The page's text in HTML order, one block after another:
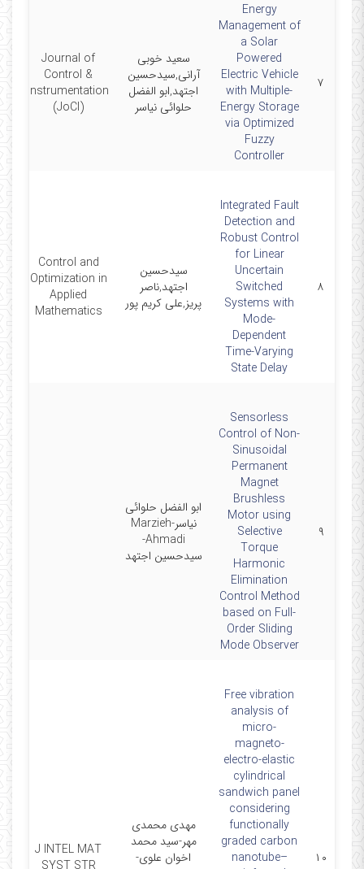
۷
Energy
Management of
a Solar
Powered
Electric Vehicle
with Multiple-
Energy Storage
via Optimized
Fuzzy
Controller
سعید خوبی
آرانی,سیدحسین
اجتهد,ابو الفضل
حلوائی نیاسر
Journal of
Control &
Instrumentation
(JoCI)
۸
Integrated Fault
Detection and
Robust Control
for Linear
Uncertain
Switched
Systems with
Mode-
Dependent
Time-Varying
State Delay
سیدحسین
اجتهد,ناصر
پریز,علی کریم پور
Control and
Optimization in
Applied
Mathematics
۹
Sensorless
Control of Non-
Sinusoidal
Permanent
Magnet
Brushless
Motor using
Selective
Torque
Harmonic
Elimination
Control Method
based on Full-
Order Sliding
Mode Observer
ابو الفضل حلوائی
نیاسر-Marzieh
Ahmadi-
سیدحسین اجتهد
۱۰
Free vibration
analysis of
micro-
magneto-
electro-elastic
cylindrical
sandwich panel
considering
functionally
graded carbon
nanotube–
مهدی محمدی
مهر-سید محمد
اخوان علوی-
J INTEL MAT